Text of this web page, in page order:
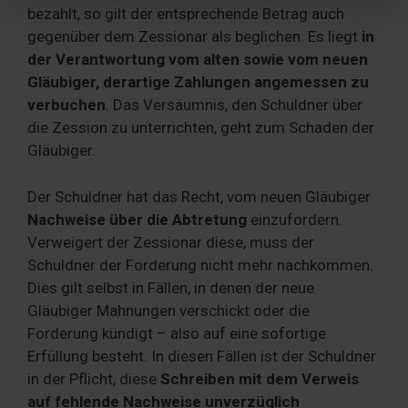
Partner führen diese Informationen möglicherweise mit
weiteren Daten zusammen, die Sie ihnen bereitgestellt
haben oder die sie im Rahmen Ihrer Nutzung der Dienste
gesammelt haben. Sie geben Einwilligung zu unseren
Cookies, wenn Sie unsere Webseite weiterhin nutzen.
bezahlt, so gilt der entsprechende Betrag auch
gegenüber dem Zessionar als beglichen. Es liegt in
der Verantwortung vom alten sowie vom neuen
Gläubiger, derartige Zahlungen angemessen zu
verbuchen. Das Versäumnis, den Schuldner über
die Zession zu unterrichten, geht zum Schaden der
Gläubiger.
Der Schuldner hat das Recht, vom neuen Gläubiger
Nachweise über die Abtretung einzufordern.
Verweigert der Zessionar diese, muss der
Schuldner der Forderung nicht mehr nachkommen.
Dies gilt selbst in Fällen, in denen der neue
Gläubiger Mahnungen verschickt oder die
Forderung kündigt – also auf eine sofortige
Erfüllung besteht. In diesen Fällen ist der Schuldner
in der Pflicht, diese Schreiben mit dem Verweis
auf fehlende Nachweise unverzüglich